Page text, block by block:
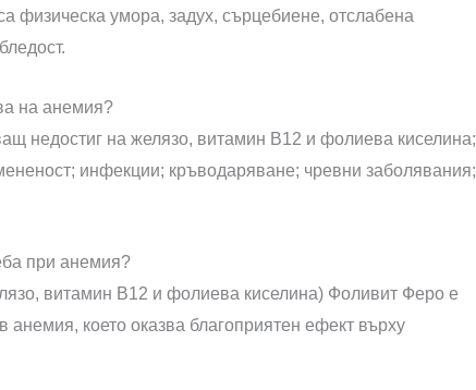
физическа умора, задух, сърцебиене, отслабена
на анемия?
недостиг на желязо, витамин В12 и фолиева киселина;
инфекции; кръводаряване; чревни заболявания;
при анемия?
витамин В12 и фолиева киселина) Фоливит Феро е
което оказва благоприятен ефект върху